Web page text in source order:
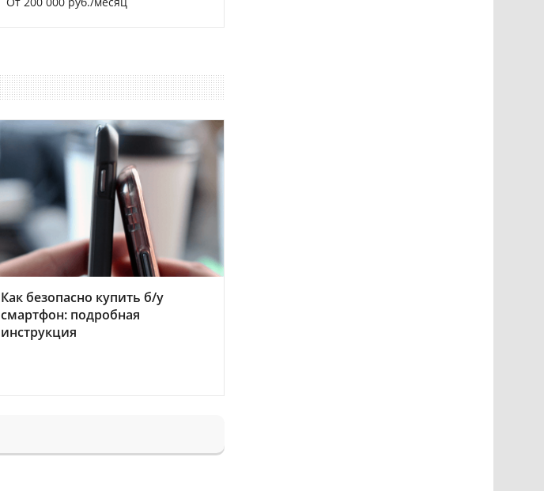
Как безопасно купить б/у
смартфон: подробная
инструкция